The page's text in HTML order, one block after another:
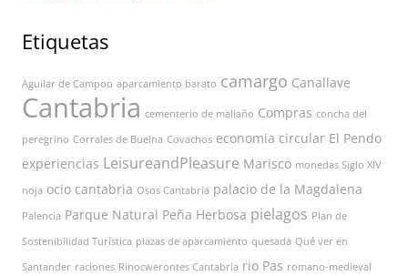
Etiquetas
Aguilar de Campoo aparcamiento barato camargo Canallave
Cantabria cementerio de maliaño Compras concha del
peregrino Corrales de Buelna Covachos economia circular El Pendo
experiencias LeisureandPleasure Marisco monedas Siglo XIV
noja ocio cantabria Osos Cantabria palacio de la Magdalena
Palencia Parque Natural Peña Herbosa pielagos Plan de
Sostenibilidad Turística plazas de aparcamiento quesada Qué ver en
Santander raciones Rinocwerontes Cantabria rio Pas romano-medieval